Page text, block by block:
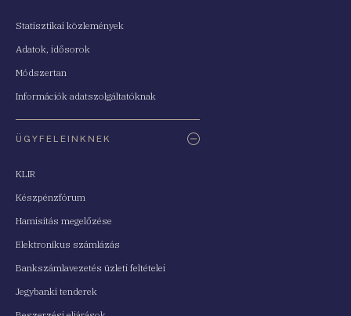
Statisztikai közlemények
Adatok, idősorok
Módszertan
Információk adatszolgáltatóknak
ÜGYFELEINKNEK
KLIR
Készpénzfórum
Hamisítás megelőzése
Elektronikus számlázás
Bankszámlavezetés üzleti feltételei
Jegybanki tenderek